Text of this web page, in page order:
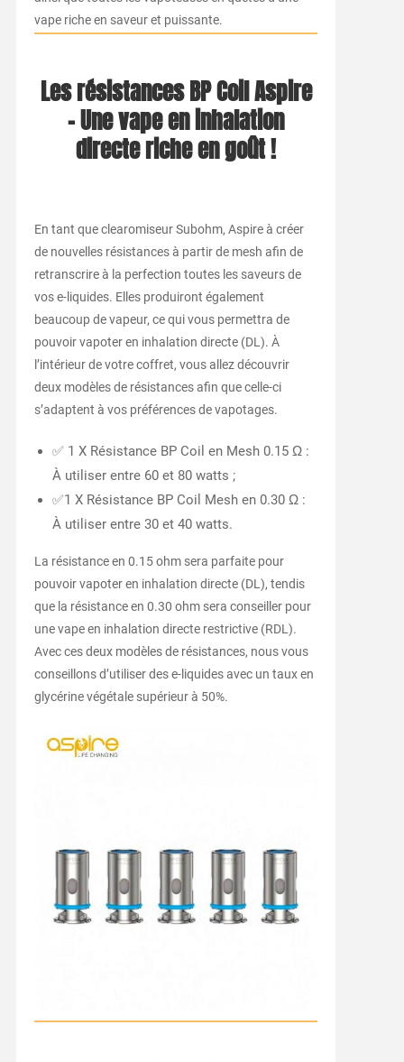
vape riche en saveur et puissante.
Les résistances BP Coil Aspire
– Une vape en inhalation
directe riche en goût !
En tant que clearomiseur Subohm, Aspire à créer
de nouvelles résistances à partir de mesh afin de
retranscrire à la perfection toutes les saveurs de
vos e-liquides. Elles produiront également
beaucoup de vapeur, ce qui vous permettra de
pouvoir vapoter en inhalation directe (DL). À
l’intérieur de votre coffret, vous allez découvrir
deux modèles de résistances afin que celle-ci
s’adaptent à vos préférences de vapotages.
✅ 1 X Résistance BP Coil en Mesh 0.15 Ω :
À utiliser entre 60 et 80 watts ;
✅1 X Résistance BP Coil Mesh en 0.30 Ω :
À utiliser entre 30 et 40 watts.
La résistance en 0.15 ohm sera parfaite pour
pouvoir vapoter en inhalation directe (DL), tendis
que la résistance en 0.30 ohm sera conseiller pour
une vape en inhalation directe restrictive (RDL).
Avec ces deux modèles de résistances, nous vous
conseillons d’utiliser des e-liquides avec un taux en
glycérine végétale supérieur à 50%.